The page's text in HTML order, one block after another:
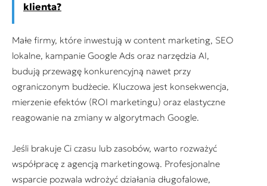
klienta?
Małe firmy, które inwestują w content marketing, SEO
lokalne, kampanie Google Ads oraz narzędzia AI,
budują przewagę konkurencyjną nawet przy
ograniczonym budżecie. Kluczowa jest konsekwencja,
mierzenie efektów (ROI marketingu) oraz elastyczne
reagowanie na zmiany w algorytmach Google.
Jeśli brakuje Ci czasu lub zasobów, warto rozważyć
współpracę z agencją marketingową. Profesjonalne
wsparcie pozwala wdrożyć działania długofalowe,